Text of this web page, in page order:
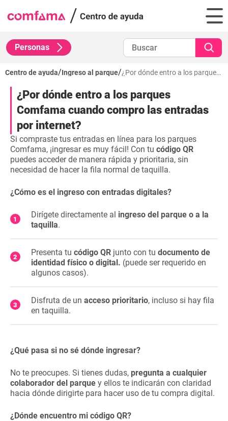
Personas
Centro de ayuda/Ingreso al parque/ ¿Por dónde entro a los parques Comfama cuando compro las entradas por internet?
¿Por dónde entro a los parques
Comfama cuando compro las entradas
por internet?
Si compraste tus entradas en línea para los parques
Comfama, ¡ingresar es muy fácil! Con tu código QR
puedes acceder de manera rápida y prioritaria, sin
necesidad de hacer la fila normal de taquilla.
¿Cómo es el ingreso con entradas digitales?
Dirígete directamente al ingreso del parque o a la
taquilla.
Presenta tu código QR junto con tu documento de
identidad físico o digital. (puede ser requerido en
algunos casos).
Disfruta de un acceso prioritario, incluso si hay fila
en taquilla.
¿Qué pasa si no sé dónde ingresar?
No te preocupes. Si tienes dudas, pregunta a cualquier
colaborador del parque y ellos te indicarán con claridad
hacia dónde dirigirte para hacer uso de tu compra digital.
¿Dónde encuentro mi código QR?